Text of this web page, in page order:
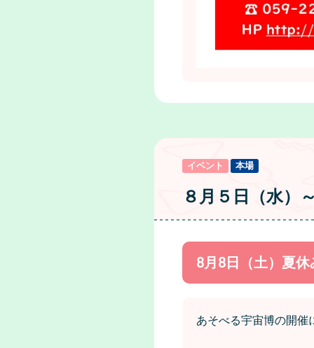
イベント 本場
８月５日（水）
8月8日（土）夏
あそべる宇宙博の開催